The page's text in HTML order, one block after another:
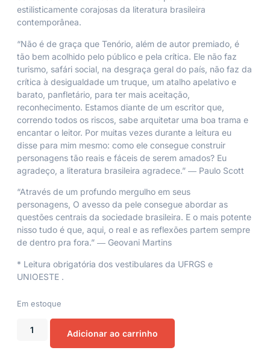
estilisticamente corajosas da literatura brasileira
contemporânea.
“Não é de graça que Tenório, além de autor premiado, é
tão bem acolhido pelo público e pela crítica. Ele não faz
turismo, safári social, na desgraça geral do país, não faz da
crítica à desigualdade um truque, um atalho apelativo e
barato, panfletário, para ter mais aceitação,
reconhecimento. Estamos diante de um escritor que,
correndo todos os riscos, sabe arquitetar uma boa trama e
encantar o leitor. Por muitas vezes durante a leitura eu
disse para mim mesmo: como ele consegue construir
personagens tão reais e fáceis de serem amados? Eu
agradeço, a literatura brasileira agradece.” ― Paulo Scott
“Através de um profundo mergulho em seus
personagens, O avesso da pele consegue abordar as
questões centrais da sociedade brasileira. E o mais potente
nisso tudo é que, aqui, o real e as reflexões partem sempre
de dentro pra fora.” ― Geovani Martins
* Leitura obrigatória dos vestibulares da UFRGS e
UNIOESTE .
Em estoque
Adicionar ao carrinho